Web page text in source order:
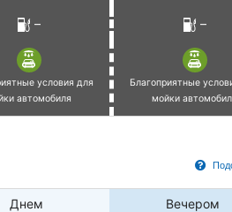
– –
условия для
автомобиля
Благоприятные
мойки
Днем Вечером